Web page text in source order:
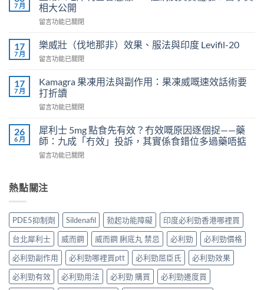
服
用
威
鋼
導
不
孕
嗎？
科
實
證
告
真
相，
孕
男
性
必
讀〉
中
7 月
相大公開
在
常
人
吃
利
士
怎
3
位
網
友
實
體
＋
醫
學
真
相
大
公
開〉
留言功能已關閉
17
7 月
樂威壯（伐地那非）效果、服法與印度 Levifil-20
在
威
壯
（伐
地
非）
效
果、
服
印
20〉
中
留言功能已關閉
17
7 月
Kamagra 果凍用法與副作用：果凍威嘅速效話術要
打折讀
在
果
凍
用
法
作
凍
威
嘅
速
效
話
術
要
留言功能已關閉
26
6 月
犀利士 5mg 點食先有效？冇效嘅原因逐個捉——藥
師：九成「冇效」投訴，其實係食錯位多過藥唔掂
在
士
5mg
食
先
有
效？
冇
效
嘅
原
留言功能已關閉
熱點關注
PDE5抑制劑 Sildenafil 勃起功能障礙
印度必利勁香港哪裡買
台北犀利士
威而鋼 威而鋼 脷底丸 禁忌 必利勁
必利勁價格
必利勁副作用
必利勁哪裡買ptt 必利勁屈臣氏
必利勁效果
必利勁有效
必利勁用法 必利勁 購買 必利勁邊度買